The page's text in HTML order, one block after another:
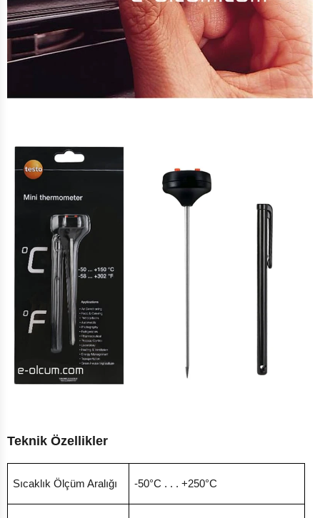
Teknik Özellikler
Sıcaklık Ölçüm Aralığı -50°C . . . +250°C